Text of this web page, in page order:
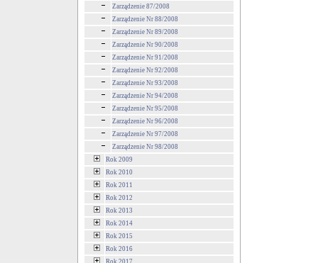
Zarządzenie 87/2008
Zarządzenie Nr 88/2008
Zarządzenie Nr 89/2008
Zarządzenie Nr 90/2008
Zarządzenie Nr 91/2008
Zarządzenie Nr 92/2008
Zarządzenie Nr 93/2008
Zarządzenie Nr 94/2008
Zarządzenie Nr 95/2008
Zarządzenie Nr 96/2008
Zarządzenie Nr 97/2008
Zarządzenie Nr 98/2008
Rok 2009
Rok 2010
Rok 2011
Rok 2012
Rok 2013
Rok 2014
Rok 2015
Rok 2016
Rok 2017